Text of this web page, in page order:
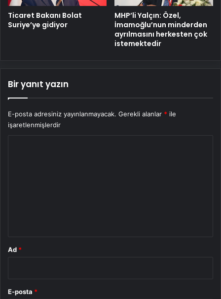
Ticaret Bakanı Bolat
Suriye’ye gidiyor
MHP’li Yalçın: Özel,
İmamoğlu’nun minderden
ayrılmasını herkesten çok
istemektedir
Bir yanıt yazın
E-posta adresiniz yayınlanmayacak. Gerekli alanlar * ile
işaretlenmişlerdir
Ad *
E-posta *